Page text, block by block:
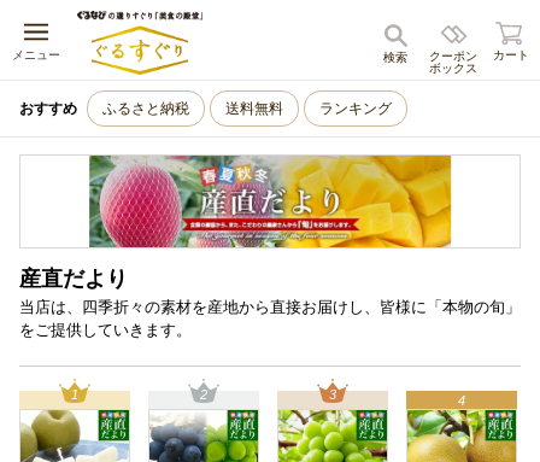
メニュー
キャンセル
クーポン
ボックス
検索 カート
おすすめ ふるさと納税 送料無料 ランキング
産直だより
当店は、四季折々の素材を産地から直接お届けし、皆様に「本物の旬」
をご提供していきます。
1 2 3 4